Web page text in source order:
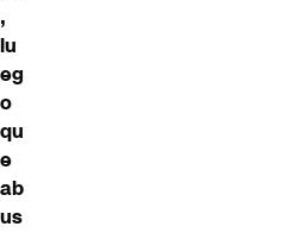
,
lu
eg
o
qu
e
ab
us